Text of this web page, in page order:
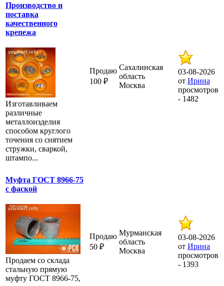
Производство и
поставка
качественного
крепежа
Изготавливаем
различные
металлоизделия
способом круглого
точения со снятием
стружки, сваркой,
штампо...
Продаю
100 ₽
Сахалинская
область
Москва
03-08-2026
от Ирина
просмотров
- 1482
Муфта ГОСТ 8966-75
с фаской
Продаем со склада
стальную прямую
муфту ГОСТ 8966-75,
Продаю
50 ₽
Мурманская
область
Москва
03-08-2026
от Ирина
просмотров
- 1393